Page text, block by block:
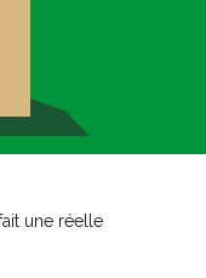
une réelle